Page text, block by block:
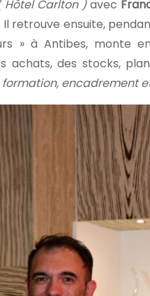
Hôtel Carlton )avec
Il retrouve ensuite,
» à Antibes, monte
achats, des stocks,
encadrement